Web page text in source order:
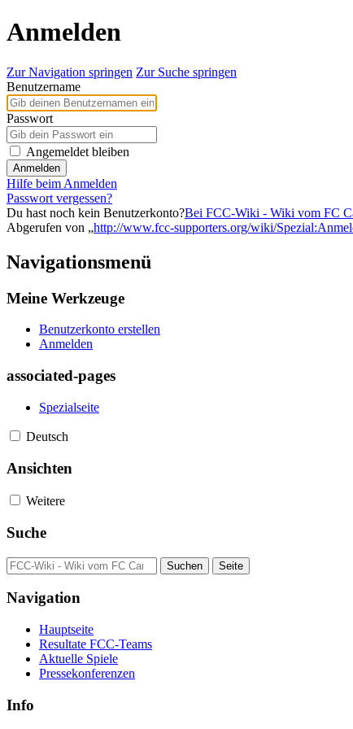
Anmelden
Zur Navigation springen Zur Suche springen
Benutzername
Passwort
Angemeldet bleiben
Anmelden
Hilfe beim Anmelden
Passwort vergessen?
Du hast noch kein Benutzerkonto?Bei FCC-Wiki - Wiki vom FC
Abgerufen von „http://www.fcc-supporters.org/wiki/
Navigationsmenü
Meine Werkzeuge
Benutzerkonto erstellen
Anmelden
associated-pages
Spezialseite
Deutsch
Ansichten
Weitere
Suche
Navigation
Hauptseite
Resultate FCC-Teams
Aktuelle Spiele
Pressekonferenzen
Info